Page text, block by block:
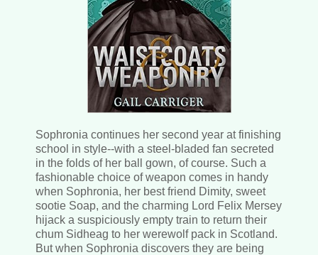
Sophronia continues her second year at finishing
school in style--with a steel-bladed fan secreted
in the folds of her ball gown, of course. Such a
fashionable choice of weapon comes in handy
when Sophronia, her best friend Dimity, sweet
sootie Soap, and the charming Lord Felix Mersey
hijack a suspiciously empty train to return their
chum Sidheag to her werewolf pack in Scotland.
But when Sophronia discovers they are being